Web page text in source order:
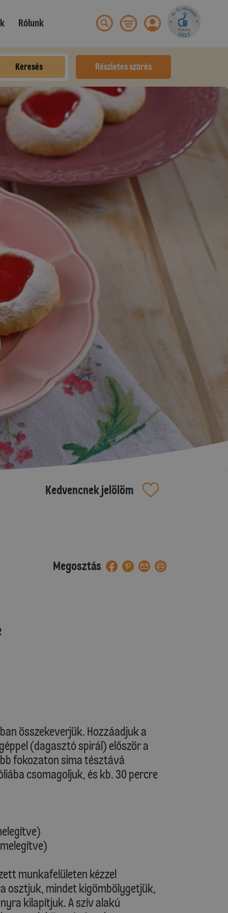
Rólunk
Keresés Részletes szűrés
Kedvencnek jelölöm
Megosztás
összekeverjük. Hozzáadjuk a
(dagasztó spirál) először a
fokozaton sima tésztává
csomagoljuk, és kb. 30 percre
munkafelületen kézzel
osztjuk, mindet kigömbölygetjük,
kilapítjuk. A szív alakú